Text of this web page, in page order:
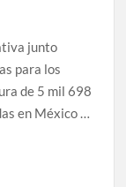
junto
para los
de 5 mil 698
en México …